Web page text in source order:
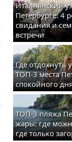
Итальянский
Петербурге: 4
свидания и
встречи
Где отдохнуть
ТОП-3 места
спокойного дня
ТОП-3 пляжа
жары: где
где только